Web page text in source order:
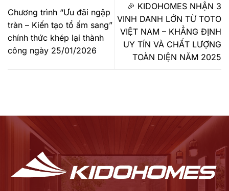
Chương trình “Ưu đãi ngập
tràn – Kiến tạo tổ ấm sang”
chính thức khép lại thành
công ngày 25/01/2026
🎉 KIDOHOMES NHẬN 3
VINH DANH LỚN TỪ TOTO
VIỆT NAM – KHẲNG ĐỊNH
UY TÍN VÀ CHẤT LƯỢNG
TOÀN DIỆN NĂM 2025